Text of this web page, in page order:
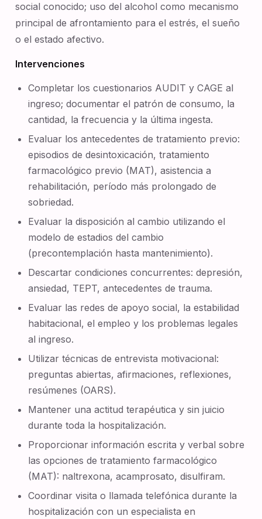
social conocido; uso del alcohol como mecanismo
principal de afrontamiento para el estrés, el sueño
o el estado afectivo.
Intervenciones
Completar los cuestionarios AUDIT y CAGE al
ingreso; documentar el patrón de consumo, la
cantidad, la frecuencia y la última ingesta.
Evaluar los antecedentes de tratamiento previo:
episodios de desintoxicación, tratamiento
farmacológico previo (MAT), asistencia a
rehabilitación, período más prolongado de
sobriedad.
Evaluar la disposición al cambio utilizando el
modelo de estadios del cambio
(precontemplación hasta mantenimiento).
Descartar condiciones concurrentes: depresión,
ansiedad, TEPT, antecedentes de trauma.
Evaluar las redes de apoyo social, la estabilidad
habitacional, el empleo y los problemas legales
al ingreso.
Utilizar técnicas de entrevista motivacional:
preguntas abiertas, afirmaciones, reflexiones,
resúmenes (OARS).
Mantener una actitud terapéutica y sin juicio
durante toda la hospitalización.
Proporcionar información escrita y verbal sobre
las opciones de tratamiento farmacológico
(MAT): naltrexona, acamprosato, disulfiram.
Coordinar visita o llamada telefónica durante la
hospitalización con un especialista en